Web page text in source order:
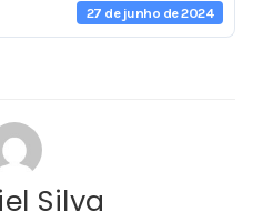
27 de junho de 2024
Silva